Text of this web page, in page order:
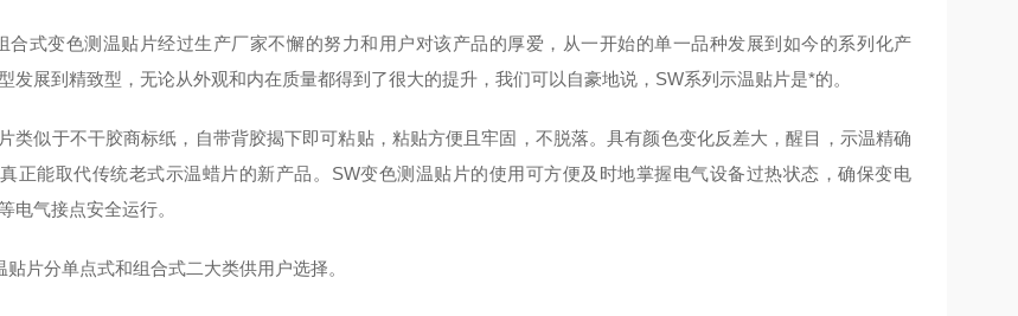
合式变色测温贴片经过生产厂家不懈的努力和用户对该产品的厚爱，从一开始的单一品种发展到如今的系列化产
发展到精致型，无论从外观和内在质量都得到了很大的提升，我们可以自豪地说，SW系列示温贴片是*的。
类似于不干胶商标纸，自带背胶揭下即可粘贴，粘贴方便且牢固，不脱落。具有颜色变化反差大，醒目，示温精确
正能取代传统老式示温蜡片的新产品。SW变色测温贴片的使用可方便及时地掌握电气设备过热状态，确保变电
电气接点安全运行。
贴片分单点式和组合式二大类供用户选择。